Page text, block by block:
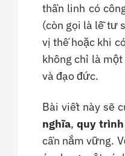
thần linh có
(còn gọi là lễ tư
vị thế hoặc khi
không chỉ là
và đạo đức.
Bài viết này sẽ
nghĩa, quy
cần nắm vững.